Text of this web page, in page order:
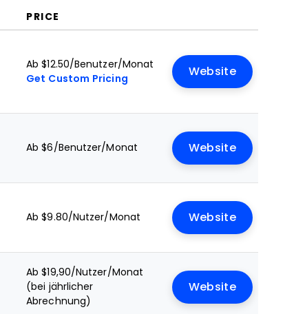
PRICE
Ab $12.50/Benutzer/Monat
Get Custom Pricing
Website
Ab $6/Benutzer/Monat Website
Ab $9.80/Nutzer/Monat Website
Ab $19,90/Nutzer/Monat
(bei jährlicher
Abrechnung)
Website